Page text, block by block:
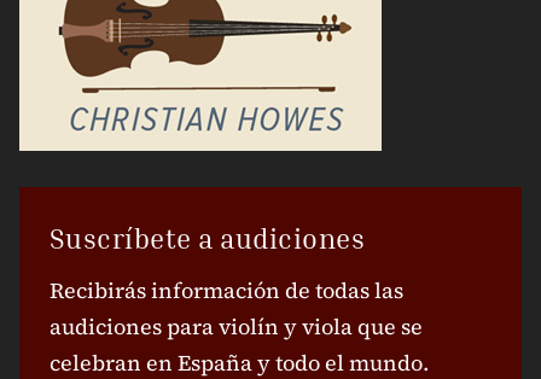
Suscríbete a audiciones
Recibirás información de todas las
audiciones para violín y viola que se
celebran en España y todo el mundo.